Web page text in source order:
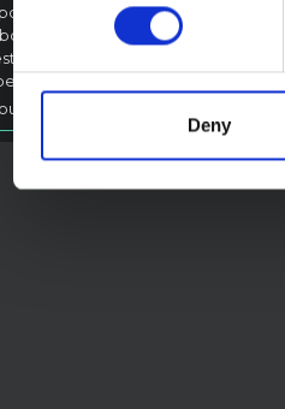
Deny
la réponse à
à Bundibugyo
de la RDC. Cette
les…